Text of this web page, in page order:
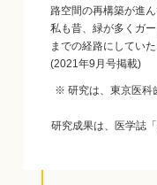
路空間の再構築が進
私も昔、緑が多くガ
までの経路にしてい
(2021年9月号掲載)
※ 研究は、東京医科
研究成果は、医学誌